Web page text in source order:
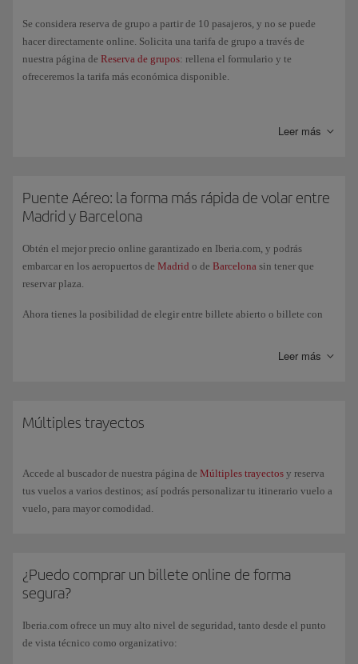
Se considera reserva de grupo a partir de 10 pasajeros, y no se puede
hacer directamente online. Solicita una tarifa de grupo a través de
nuestra página de Reserva de grupos: rellena el formulario y te
ofreceremos la tarifa más económica disponible.
Leer más
Puente Aéreo: la forma más rápida de volar entre
Madrid y Barcelona
Obtén el mejor precio online garantizado en Iberia.com, y podrás
embarcar en los aeropuertos de Madrid o de Barcelona sin tener que
reservar plaza.
Ahora tienes la posibilidad de elegir entre billete abierto o billete con
cambios ilimitados sin coste y elección gratuita de asiento. En el caso de
cambios en la reserva y obtener las tarjetas de embarque desde el día
Consulta loshorariosdel Puente Aéreo para poder compra tu billete o
confirma tu vuelo.
Leer más
Múltiples trayectos
Accede al buscador de nuestra página de Múltiples trayectos y reserva
tus vuelos a varios destinos; así podrás personalizar tu itinerario vuelo a
vuelo, para mayor comodidad.
¿Puedo comprar un billete online de forma
segura?
Iberia.com ofrece un muy alto nivel de seguridad, tanto desde el punto
de vista técnico como organizativo: